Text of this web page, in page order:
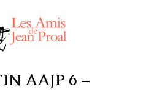
AAJP 6 –